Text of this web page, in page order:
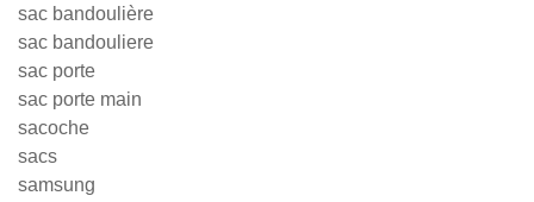
sac bandoulière
sac bandouliere
sac porte
sac porte main
sacoche
sacs
samsung